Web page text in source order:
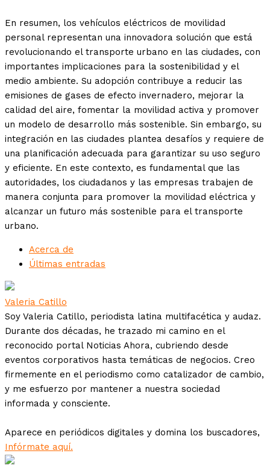
En resumen, los vehículos eléctricos de movilidad
personal representan una innovadora solución que está
revolucionando el transporte urbano en las ciudades, con
importantes implicaciones para la sostenibilidad y el
medio ambiente. Su adopción contribuye a reducir las
emisiones de gases de efecto invernadero, mejorar la
calidad del aire, fomentar la movilidad activa y promover
un modelo de desarrollo más sostenible. Sin embargo, su
integración en las ciudades plantea desafíos y requiere de
una planificación adecuada para garantizar su uso seguro
y eficiente. En este contexto, es fundamental que las
autoridades, los ciudadanos y las empresas trabajen de
manera conjunta para promover la movilidad eléctrica y
alcanzar un futuro más sostenible para el transporte
urbano.
Acerca de
Últimas entradas
Valeria Catillo
Soy Valeria Catillo, periodista latina multifacética y audaz.
Durante dos décadas, he trazado mi camino en el
reconocido portal Noticias Ahora, cubriendo desde
eventos corporativos hasta temáticas de negocios. Creo
firmemente en el periodismo como catalizador de cambio,
y me esfuerzo por mantener a nuestra sociedad
informada y consciente.
Aparece en periódicos digitales y domina los buscadores,
Infórmate aquí.